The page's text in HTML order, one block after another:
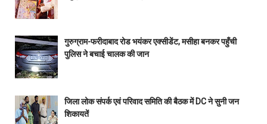
गुरुग्राम-फरीदाबाद रोड भयंकर एक्सीडेंट, मसीहा बनकर पहुँची
पुलिस ने बचाई चालक की जान
जिला लोक संपर्क एवं परिवाद समिति की बैठक में DC ने सुनी जन
शिकायतें